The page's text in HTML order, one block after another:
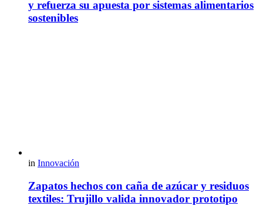
y refuerza su apuesta por sistemas alimentarios
sostenibles
in Innovación
Zapatos hechos con caña de azúcar y residuos
textiles: Trujillo valida innovador prototipo